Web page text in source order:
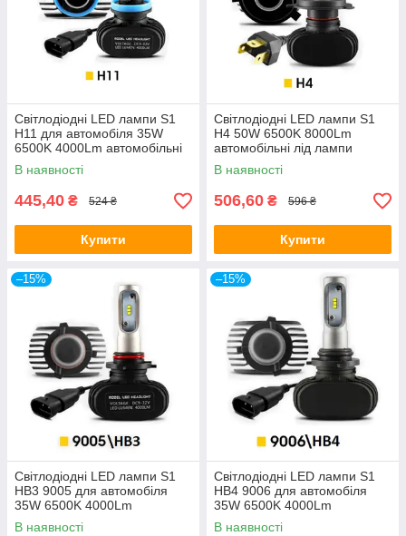
Світлодіодні LED лампи S1
H11 для автомобіля 35W
6500K 4000Lm автомобільні
лід лампи
В наявності
445,40 ₴ 524 ₴
Купити
Світлодіодні LED лампи S1
H4 50W 6500K 8000Lm
автомобільні лід лампи
В наявності
506,60 ₴ 596 ₴
Купити
–15%
Світлодіодні LED лампи S1
HB3 9005 для автомобіля
35W 6500K 4000Lm
автомобільні лід лампи
В наявності
–15%
Світлодіодні LED лампи S1
HB4 9006 для автомобіля
35W 6500K 4000Lm
автомобільні лід лампи
В наявності